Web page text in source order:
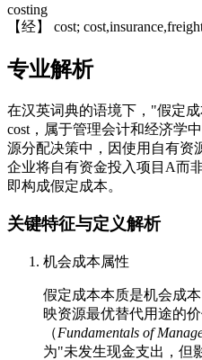
costing
【经】 cost;
专业解析
在汉英词典的语境下，"假定
cost，属于管理会计和经济学
源分配决策中，因使用自有资
企业将自有资金投入项目A而
即构成假定成本。
关键特征与定义解析
机会成本属性
假定成本本质是机会成本
映资源最优替代用途的
（Fundamentals of
为"未发生现金支出，但